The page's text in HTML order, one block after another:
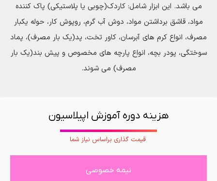
می باشد. این ابزار شامل: کاردك(چوبی یا پلاستیکی) پاك کننده
مواد، قاشق برداشتن مواد، دوش آب گرم، روپوش کار، حوله یكبار
مصرف، انواع کرم های آبرسان، کاور تخت، پد(یک بار مصرف)، پماد
سوختگی، پودر بچه، انواع پارچه های مخصوص و پیش بند(یك بار
مصرف) می شوند.
هزینه دوره آموزش اپیلاسیون
قیمت گذاری براساس نیاز شما
نیمه خصوصی